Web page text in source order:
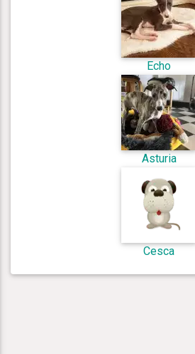
Echo
Asturia
Cesca